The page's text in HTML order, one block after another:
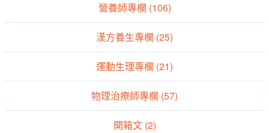
營養師專欄 (106)
漢方養生專欄 (25)
運動生理專欄 (21)
物理治療師專欄 (57)
開箱文 (2)